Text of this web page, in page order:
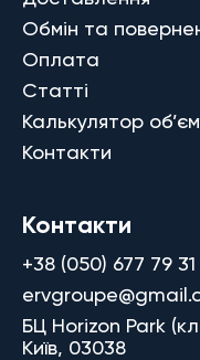
Обмін та
Оплата
Статті
Калькулятор
Контакти
Контакти
+38 (050) 677 79 31
БЦ Horizon Park
Київ, 03038